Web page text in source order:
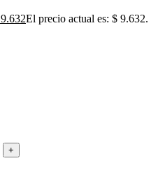
9.632El precio actual es: $ 9.632.